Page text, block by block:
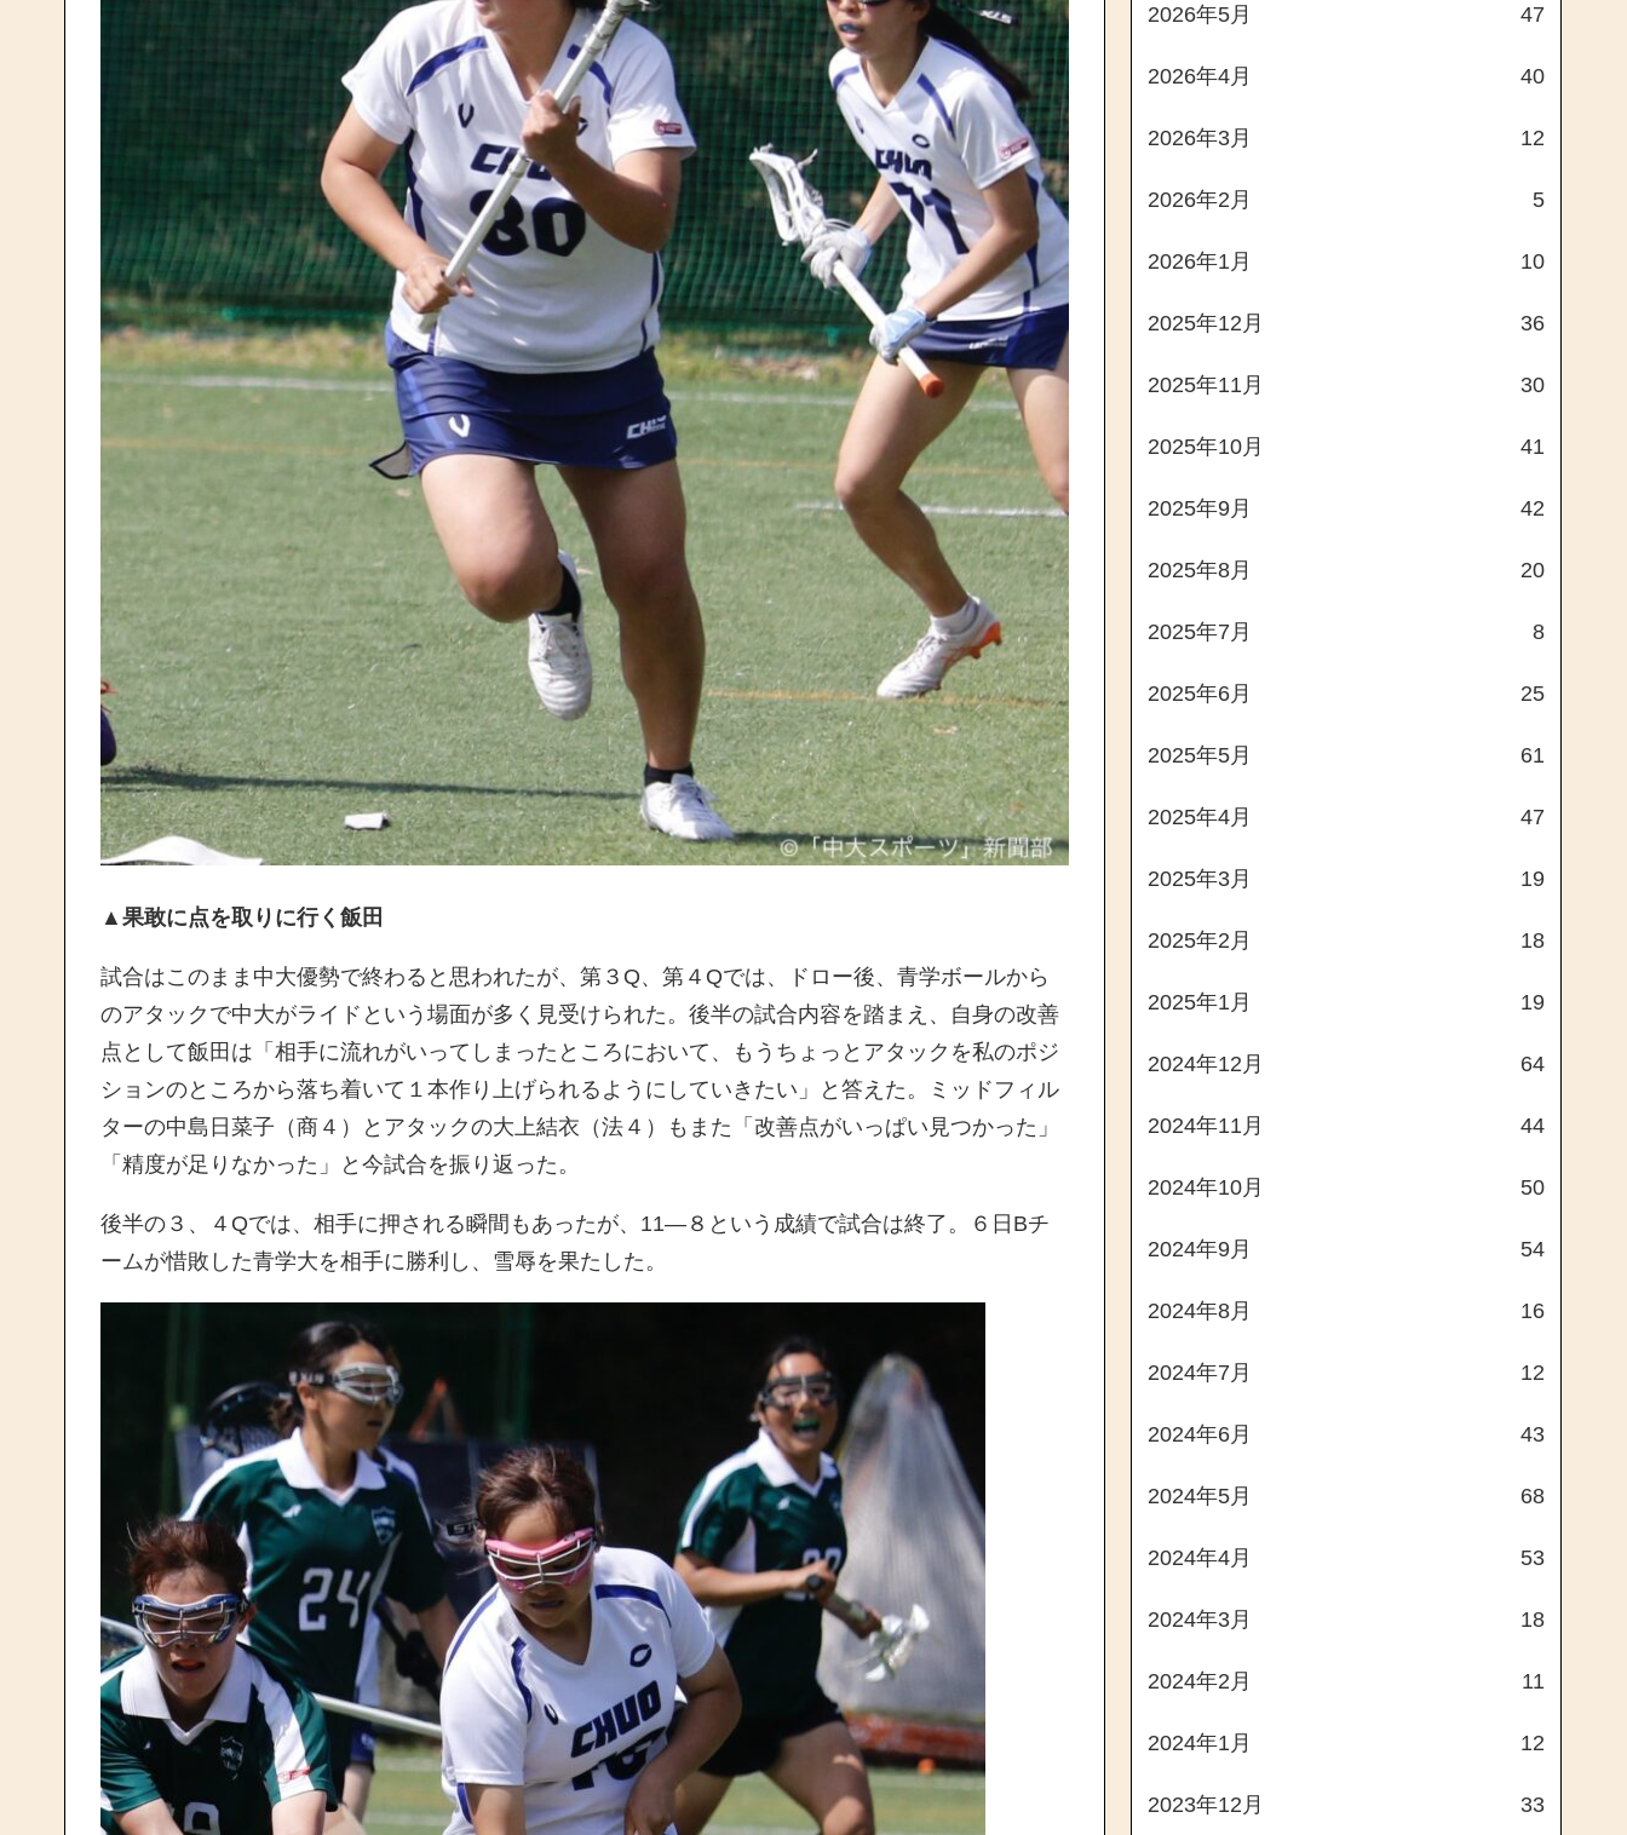
▲果敢に点を取りに行く飯田
試合はこのまま中大優勢で終わると思われたが、第３Q、第４Qでは、ドロー後、青学ボールから
のアタックで中大がライドという場面が多く見受けられた。後半の試合内容を踏まえ、自身の改善
点として飯田は「相手に流れがいってしまったところにおいて、もうちょっとアタックを私のポジ
ションのところから落ち着いて１本作り上げられるようにしていきたい」と答えた。ミッドフィル
ターの中島日菜子（商４）とアタックの大上結衣（法４）もまた「改善点がいっぱい見つかった」
「精度が足りなかった」と今試合を振り返った。
後半の３、４Qでは、相手に押される瞬間もあったが、11―８という成績で試合は終了。６日Bチ
ームが惜敗した青学大を相手に勝利し、雪辱を果たした。
2026年5月 47
2026年4月 40
2026年3月 12
2026年2月 5
2026年1月 10
2025年12月 36
2025年11月 30
2025年10月 41
2025年9月 42
2025年8月 20
2025年7月 8
2025年6月 25
2025年5月 61
2025年4月 47
2025年3月 19
2025年2月 18
2025年1月 19
2024年12月 64
2024年11月 44
2024年10月 50
2024年9月 54
2024年8月 16
2024年7月 12
2024年6月 43
2024年5月 68
2024年4月 53
2024年3月 18
2024年2月 11
2024年1月 12
2023年12月 33